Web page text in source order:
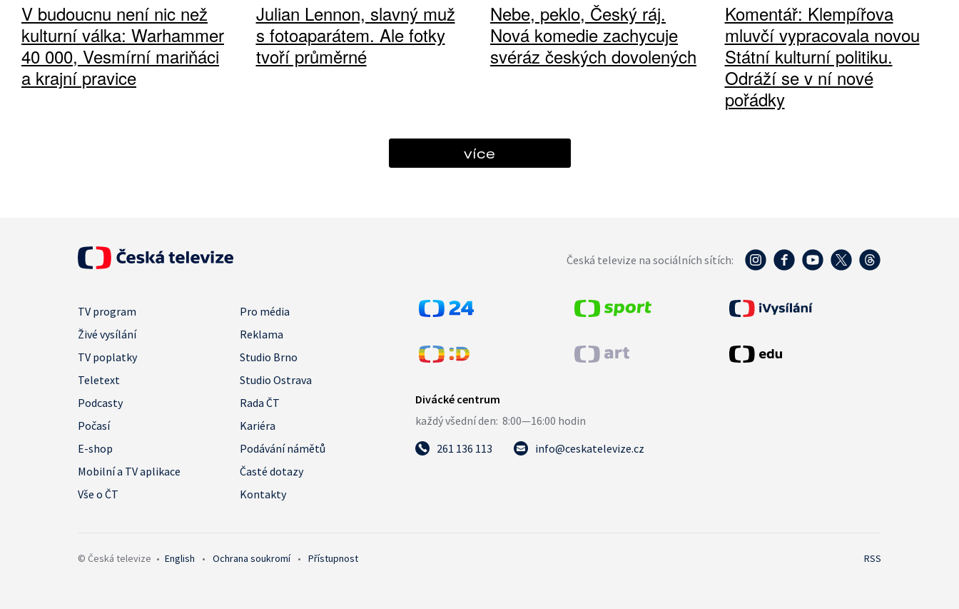
V budoucnu není nic než
kulturní válka: Warhammer
40 000, Vesmírní mariňáci
a krajní pravice
Julian Lennon, slavný muž
s fotoaparátem. Ale fotky
tvoří průměrné
Nebe, peklo, Český ráj.
Nová komedie zachycuje
svéráz českých dovolených
Komentář: Klempířova
mluvčí vypracovala novou
Státní kulturní politiku.
Odráží se v ní nové
pořádky
více
Česká televize na sociálních sítích:
TV program
Pro média
Živé vysílání
Reklama
TV poplatky
Studio Brno
Teletext
Studio Ostrava
Podcasty
Rada ČT
Počasí
Kariéra
E-shop
Podávání námětů
Mobilní a TV aplikace
Časté dotazy
Vše o ČT
Kontakty
261 136 113 info@ceskatelevize.cz
© Česká televize • English • Ochrana soukromí • Přístupnost RSS